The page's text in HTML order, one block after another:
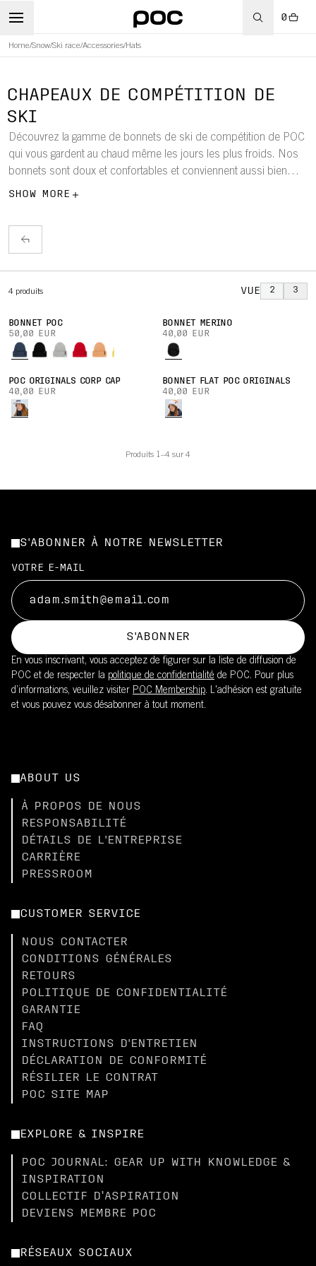
0
Home/Snow/Ski race/Accessories/Hats
CHAPEAUX DE COMPÉTITION DE
SKI
Découvrez la gamme de bonnets de ski de compétition de POC
qui vous gardent au chaud même les jours les plus froids. Nos
bonnets sont doux et confortables et conviennent aussi bien
pour une utilisation quotidienne que sous le casque de ski.
SHOW MORE
4 produits VUE 2 3
BONNET POC
50,00 EUR
BONNET MERINO
40,00 EUR
POC ORIGINALS CORP CAP
40,00 EUR
BONNET FLAT POC ORIGINALS
40,00 EUR
Produits 1–4 sur 4
S'ABONNER À NOTRE NEWSLETTER
VOTRE E-MAIL
S'ABONNER
En vous inscrivant, vous acceptez de figurer sur la liste de diffusion de
POC et de respecter la politique de confidentialité de POC. Pour plus
d’informations, veuillez visiter POC Membership. L'adhésion est gratuite
et vous pouvez vous désabonner à tout moment.
ABOUT US
À PROPOS DE NOUS
RESPONSABILITÉ
DÉTAILS DE L'ENTREPRISE
CARRIÈRE
PRESSROOM
CUSTOMER SERVICE
NOUS CONTACTER
CONDITIONS GÉNÉRALES
RETOURS
POLITIQUE DE CONFIDENTIALITÉ
GARANTIE
FAQ
INSTRUCTIONS D'ENTRETIEN
DÉCLARATION DE CONFORMITÉ
RÉSILIER LE CONTRAT
POC SITE MAP
EXPLORE & INSPIRE
POC JOURNAL: GEAR UP WITH KNOWLEDGE &
INSPIRATION
COLLECTIF D’ASPIRATION
DEVIENS MEMBRE POC
RÉSEAUX SOCIAUX